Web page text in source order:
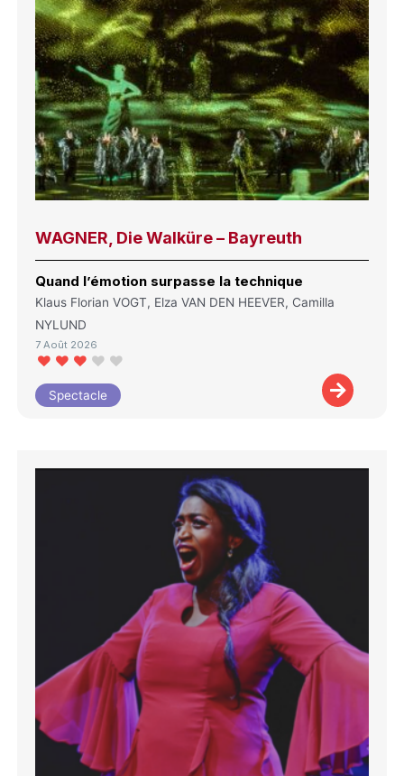
WAGNER, Die Walküre – Bayreuth
Quand l’émotion surpasse la technique
Klaus Florian VOGT, Elza VAN DEN HEEVER, Camilla
NYLUND
7 Août 2026
Spectacle